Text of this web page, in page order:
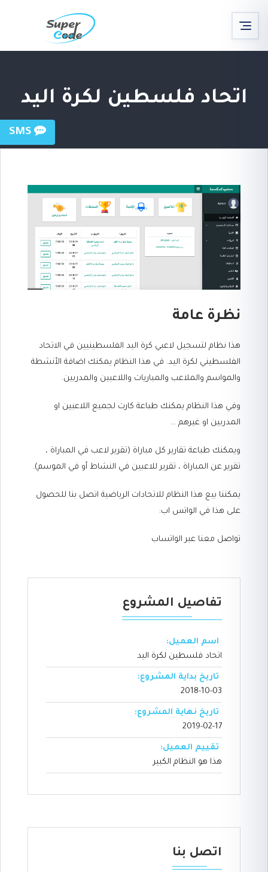
اتحاد فلسطين لكرة اليد
نظرة عامة
هذا نظام لتسجيل لاعبي كرة اليد الفلسطينيين في الاتحاد
الفلسطيني لكرة اليد. في هذا النظام يمكنك اضافة الأنشطة
والمواسم والملاعب والمباريات واللاعبين والمدربين.
وفي هذا النظام يمكنك طباعة كارت لجميع اللاعبين او
المدربين او غيرهم ...
ويمكنك طباعة تقارير كل مباراة (تقرير لاعب في المباراة ،
تقرير عن المباراة ، تقرير للاعبين في النشاط أو في الموسم).
يمكننا بيع هذا النظام للاتحادات الرياضية اتصل بنا للحصول
على هذا في الواتس اب:
تواصل معنا عبر الواتساب
تفاصيل المشروع
اسم العميل:
اتحاد فلسطين لكرة اليد
تاريخ بداية المشروع:
2018-10-03
تاريخ نهاية المشروع:
2019-02-17
تقييم العميل:
هذا هو النظام الكبير
اتصل بنا